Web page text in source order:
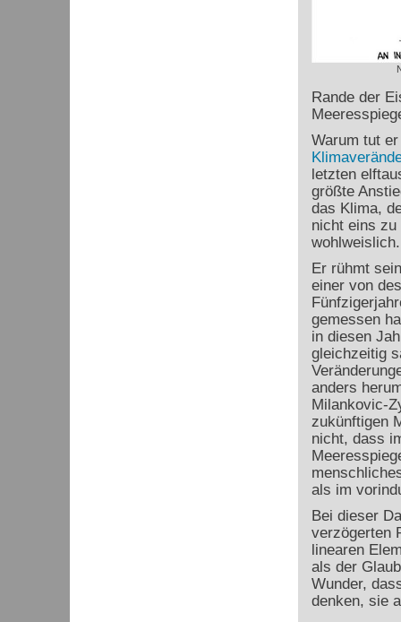
Rande der
Warum tut
letzten
größte
das Klima,
nicht eins
wohlweislich.
Er rühmt
einer von
gemessen
in diesen
gleichzeitig
anders
Milankovic-
zukünftigen
nicht, dass
als im
Bei dieser
verzögerten
linearen
als der
Wunder,
denken, sie